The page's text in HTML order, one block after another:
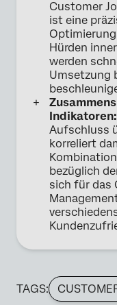
Customer
ist eine
Hürden
werden
Umsetzung
Indikatoren:
Aufschluss
korreliert
bezüglich
sich für das
TAGS: